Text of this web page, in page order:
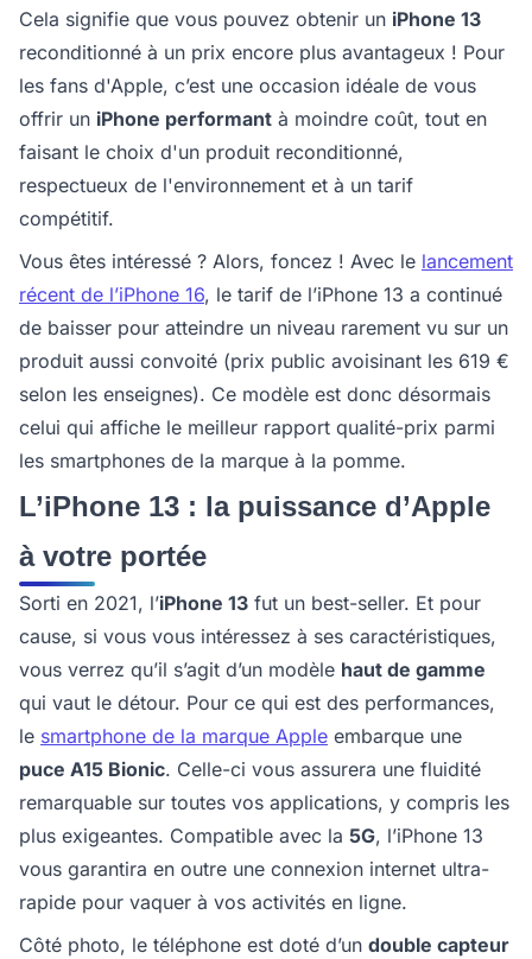
Cela signifie que vous pouvez obtenir un iPhone 13
reconditionné à un prix encore plus avantageux ! Pour
les fans d'Apple, c’est une occasion idéale de vous
offrir un iPhone performant à moindre coût, tout en
faisant le choix d'un produit reconditionné,
respectueux de l'environnement et à un tarif
compétitif.
Vous êtes intéressé ? Alors, foncez ! Avec le lancement
récent de l’iPhone 16, le tarif de l’iPhone 13 a continué
de baisser pour atteindre un niveau rarement vu sur un
produit aussi convoité (prix public avoisinant les 619 €
selon les enseignes). Ce modèle est donc désormais
celui qui affiche le meilleur rapport qualité-prix parmi
les smartphones de la marque à la pomme.
L’iPhone 13 : la puissance d’Apple
à votre portée
Sorti en 2021, l’iPhone 13 fut un best-seller. Et pour
cause, si vous vous intéressez à ses caractéristiques,
vous verrez qu’il s’agit d’un modèle haut de gamme
qui vaut le détour. Pour ce qui est des performances,
le smartphone de la marque Apple embarque une
puce A15 Bionic. Celle-ci vous assurera une fluidité
remarquable sur toutes vos applications, y compris les
plus exigeantes. Compatible avec la 5G, l’iPhone 13
vous garantira en outre une connexion internet ultra-
rapide pour vaquer à vos activités en ligne.
Côté photo, le téléphone est doté d’un double capteur